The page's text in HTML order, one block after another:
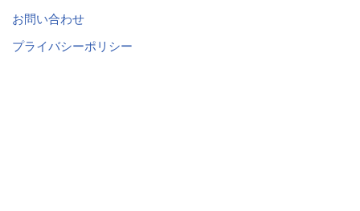
お問い合わせ
プライバシーポリシー